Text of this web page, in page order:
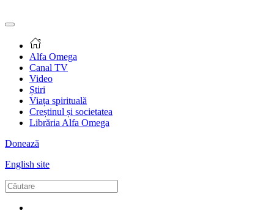
Alfa Omega
Canal TV
Video
Știri
Viața spirituală
Creștinul și societatea
Librăria Alfa Omega
Donează
English site